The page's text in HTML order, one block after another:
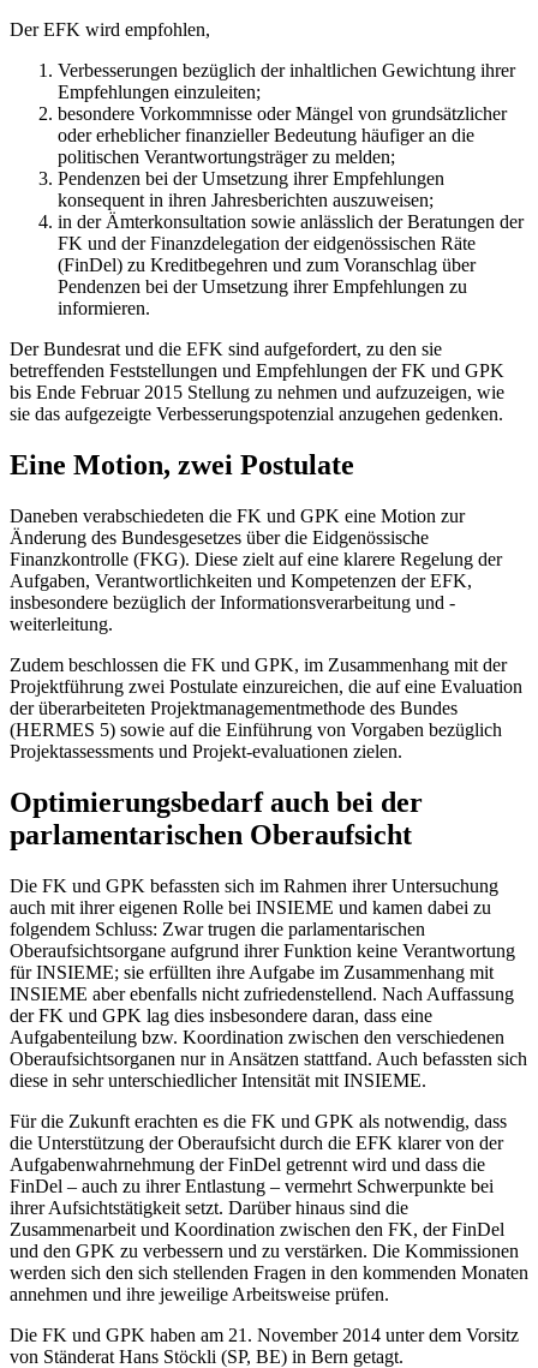
Der EFK wird empfohlen,
Verbesserungen bezüglich der inhaltlichen Gewichtung ihrer
Empfehlungen einzuleiten;
besondere Vorkommnisse oder Mängel von grundsätzlicher
oder erheblicher finanzieller Bedeutung häufiger an die
politischen Verantwortungsträger zu melden;
Pendenzen bei der Umsetzung ihrer Empfehlungen
konsequent in ihren Jahresberichten auszuweisen;
in der Ämterkonsultation sowie anlässlich der Beratungen der
FK und der Finanzdelegation der eidgenössischen Räte
(FinDel) zu Kreditbegehren und zum Voranschlag über
Pendenzen bei der Umsetzung ihrer Empfehlungen zu
informieren.
Der Bundesrat und die EFK sind aufgefordert, zu den sie
betreffenden Feststellungen und Empfehlungen der FK und GPK
bis Ende Februar 2015 Stellung zu nehmen und aufzuzeigen, wie
sie das aufgezeigte Verbesserungspotenzial anzugehen gedenken.
Eine Motion, zwei Postulate
Daneben verabschiedeten die FK und GPK eine Motion zur
Änderung des Bundesgesetzes über die Eidgenössische
Finanzkontrolle (FKG). Diese zielt auf eine klarere Regelung der
Aufgaben, Verantwortlichkeiten und Kompetenzen der EFK,
insbesondere bezüglich der Informationsverarbeitung und -
weiterleitung.
Zudem beschlossen die FK und GPK, im Zusammenhang mit der
Projektführung zwei Postulate einzureichen, die auf eine Evaluation
der überarbeiteten Projektmanagementmethode des Bundes
(HERMES 5) sowie auf die Einführung von Vorgaben bezüglich
Projektassessments und Projekt-evaluationen zielen.
Optimierungsbedarf auch bei der
parlamentarischen Oberaufsicht
Die FK und GPK befassten sich im Rahmen ihrer Untersuchung
auch mit ihrer eigenen Rolle bei INSIEME und kamen dabei zu
folgendem Schluss: Zwar trugen die parlamentarischen
Oberaufsichtsorgane aufgrund ihrer Funktion keine Verantwortung
für INSIEME; sie erfüllten ihre Aufgabe im Zusammenhang mit
INSIEME aber ebenfalls nicht zufriedenstellend. Nach Auffassung
der FK und GPK lag dies insbesondere daran, dass eine
Aufgabenteilung bzw. Koordination zwischen den verschiedenen
Oberaufsichtsorganen nur in Ansätzen stattfand. Auch befassten sich
diese in sehr unterschiedlicher Intensität mit INSIEME.
Für die Zukunft erachten es die FK und GPK als notwendig, dass
die Unterstützung der Oberaufsicht durch die EFK klarer von der
Aufgabenwahrnehmung der FinDel getrennt wird und dass die
FinDel – auch zu ihrer Entlastung – vermehrt Schwerpunkte bei
ihrer Aufsichtstätigkeit setzt. Darüber hinaus sind die
Zusammenarbeit und Koordination zwischen den FK, der FinDel
und den GPK zu verbessern und zu verstärken. Die Kommissionen
werden sich den sich stellenden Fragen in den kommenden Monaten
annehmen und ihre jeweilige Arbeitsweise prüfen.
Die FK und GPK haben am 21. November 2014 unter dem Vorsitz
von Ständerat Hans Stöckli (SP, BE) in Bern getagt.